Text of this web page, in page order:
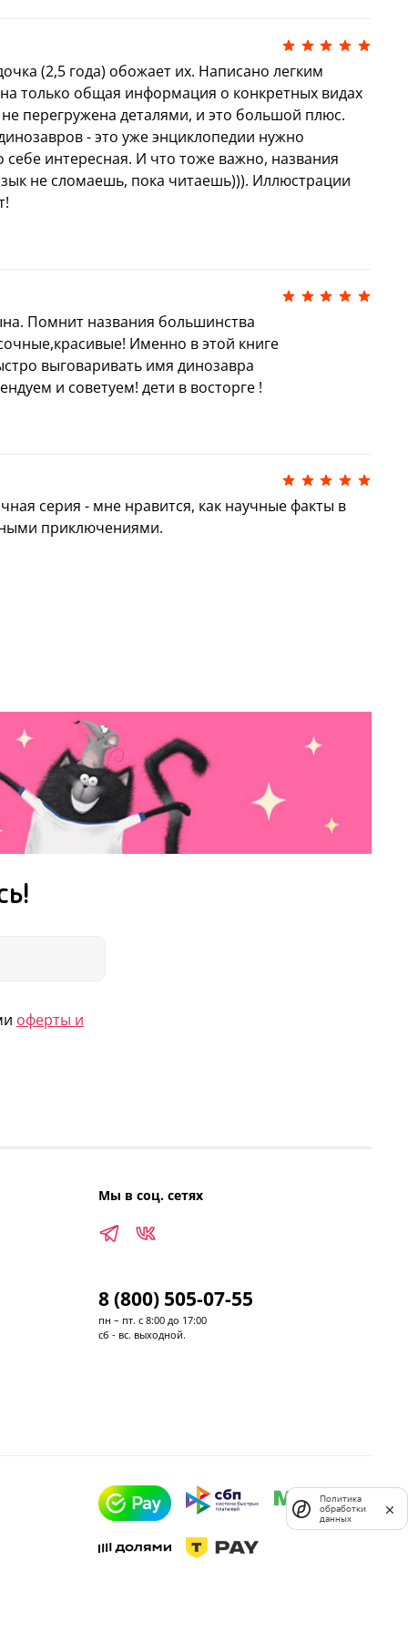
и смогут ли они благополучно
мы узнаем в конце книги
Расследование в меловом
(2,5 года) обожает их. Написано легким
только общая информация о конкретных видах
не перегружена деталями, и это большой плюс.
- это уже энциклопедии нужно
себе интересная. И что тоже важно, названия
не сломаешь, пока читаешь))). Иллюстрации
Помнит названия большинства
Именно в этой книге
выговаривать имя динозавра
и советуем! дети в восторге !
серия - мне нравится, как научные факты в
приключениями.
оферты и
Мы в соц. сетях
8 (800) 505-07-55
пн – пт. с 8:00 до 17:00
сб - вс. выходной.
Политика
обработки
данных